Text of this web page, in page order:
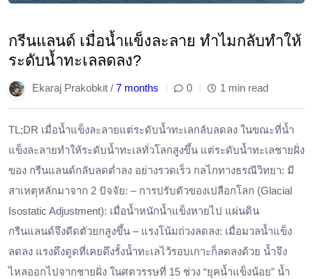
กรีนแลนด์ เมื่อน้ำแข็งละลาย ทำไมกลับทำให้
ระดับน้ำทะเลลดลง?
Ekaraj Prakobkit / 7 months 0 1 min read
TL;DR เมื่อน้ำแข็งละลายแต่ระดับน้ำทะเลกลับลดลง ในขณะที่น้ำ
แข็งละลายทำให้ระดับน้ำทะเลทั่วโลกสูงขึ้น แต่ระดับน้ำทะเลชายฝั่ง
ของ กรีนแลนด์กลับลดต่ำลง อย่างรวดเร็ว กลไกทางธรณีวิทยา: มี
สาเหตุหลักมาจาก 2 ปัจจัย: – การปรับตัวของเปลือกโลก (Glacial
Isostatic Adjustment): เมื่อน้ำหนักน้ำแข็งหายไป แผ่นดิน
กรีนแลนด์จึงดีดตัวยกสูงขึ้น – แรงโน้มถ่วงลดลง: เมื่อมวลน้ำแข็ง
ลดลง แรงดึงดูดที่เคยดึงรั้งน้ำทะเลไว้รอบเกาะก็ลดลงด้วย น้ำจึง
ไหลออกไปจากชายฝั่ง ในศตวรรษที่ 15 ช่วง “ยุคน้ำแข็งน้อย” น้ำ